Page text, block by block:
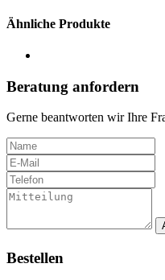
Ähnliche Produkte
Beratung anfordern
Gerne beantworten wir Ihre
Bestellen